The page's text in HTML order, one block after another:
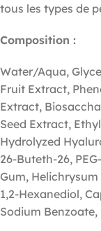
tous les types de
Composition :
Water/Aqua,
Fruit Extract,
Extract,
Seed Extract,
Hydrolyzed
26-Buteth-26,
Gum,
1,2-Hexanediol,
Sodium